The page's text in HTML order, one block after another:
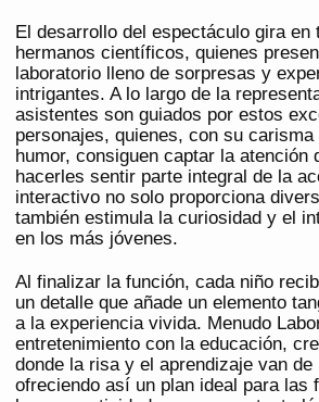
El desarrollo del espectáculo gira en
hermanos científicos, quienes
laboratorio lleno de sorpresas y
intrigantes. A lo largo de la
asistentes son guiados por estos
personajes, quienes, con su carisma
humor, consiguen captar la atención
hacerles sentir parte integral de la
interactivo no solo proporciona
también estimula la curiosidad y el
en los más jóvenes.
Al finalizar la función, cada niño
un detalle que añade un elemento
a la experiencia vivida. Menudo
entretenimiento con la educación,
donde la risa y el aprendizaje van de
ofreciendo así un plan ideal para las